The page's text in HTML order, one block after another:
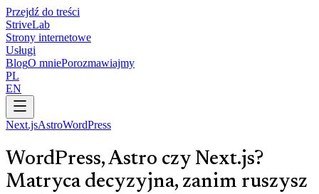
Przejdź do treści
StriveLab
Strony internetowe
Usługi
BlogO mniePorozmawiajmy
PL
EN
Next.jsAstroWordPress
WordPress, Astro czy Next.js?
Matryca decyzyjna, zanim ruszysz